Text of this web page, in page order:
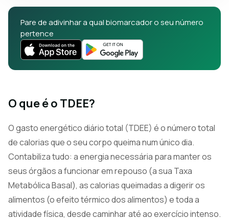
Pare de adivinhar a qual biomarcador o seu número
pertence
O que é o TDEE?
O gasto energético diário total (TDEE) é o número total
de calorias que o seu corpo queima num único dia.
Contabiliza tudo: a energia necessária para manter os
seus órgãos a funcionar em repouso (a sua Taxa
Metabólica Basal), as calorias queimadas a digerir os
alimentos (o efeito térmico dos alimentos) e toda a
atividade física, desde caminhar até ao exercício intenso.